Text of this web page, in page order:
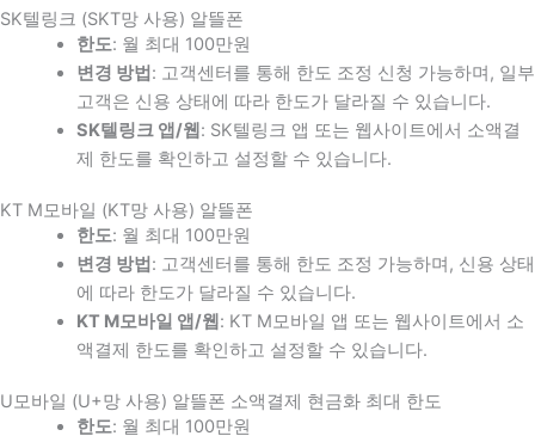
SK텔링크 (SKT망 사용) 알뜰폰
한도: 월 최대 100만원
변경 방법 : 고객센터를 통해 한도 조정 신청 가능하며, 일부
고객은 신용 상태에 따라 한도가 달라질 수 있습니다.
SK텔링크 앱/웹 : SK텔링크 앱 또는 웹사이트에서 소액결
제 한도를 확인하고 설정할 수 있습니다.
KT M모바일 (KT망 사용) 알뜰폰
한도: 월 최대 100만원
변경 방법 : 고객센터를 통해 한도 조정 가능하며, 신용 상태
에 따라 한도가 달라질 수 있습니다.
KT M모바일 앱/웹 : KT M모바일 앱 또는 웹사이트에서 소
액결제 한도를 확인하고 설정할 수 있습니다.
U모바일 (U+망 사용) 알뜰폰 소액결제 현금화 최대 한도
한도: 월 최대 100만원